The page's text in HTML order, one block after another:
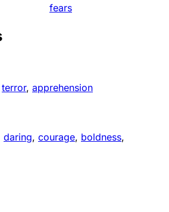
fears
terror, apprehension
daring, courage, boldness,